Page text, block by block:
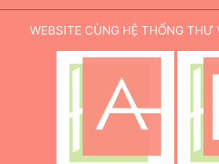
WEBSITE CÙNG HỆ THỐNG THƯ